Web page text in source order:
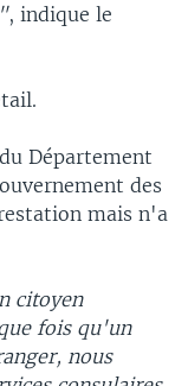
, indique le
Département
des
mais n'a
citoyen
fois qu'un
nous